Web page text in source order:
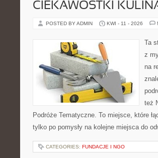
CIEKAWOSTKI
POSTED BY ADMIN KWI - 11 - 2026
Ta
z
na
też
Podróże Tematyczne. To miejsce, które
tylko po pomysły na kolejne miejsca do
CATEGORIES: FUNDACJE I NGO